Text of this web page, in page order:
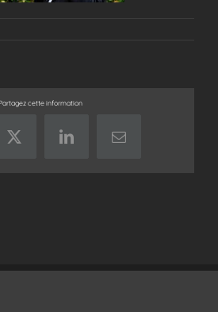
cette information
X LinkedInEmail